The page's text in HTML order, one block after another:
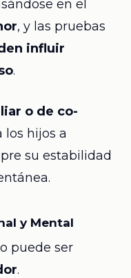
en el
, y las pruebas
influir
.
o de co-
los hijos a
su estabilidad
y Mental
puede ser
.